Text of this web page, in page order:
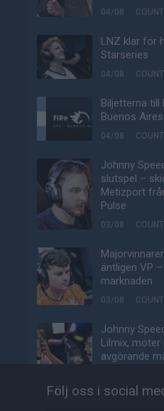
04/08
LNZ klar för
Starseries
04/08
Biljetterna till
Buenos
04/08
Johnny
slutspel –
Metizport
Pulse
03/08
äntligen VP –
marknaden
03/08
Johnny
Lilmix, möter
avgörande
Följ oss i social